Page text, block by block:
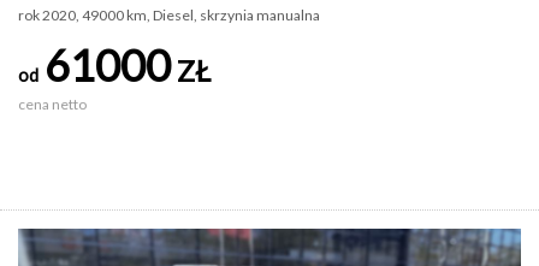
rok 2020, 49000 km, Diesel, skrzynia manualna
od 61000ZŁ
cena netto